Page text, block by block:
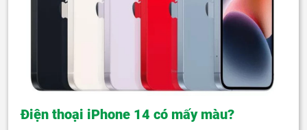
Điện thoại iPhone 14 có mấy màu?